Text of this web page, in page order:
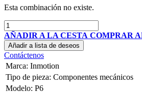
Esta combinación no existe.
AÑADIR A LA CESTA COMPRAR
Añadir a lista de deseos
Contáctenos
Marca: Inmotion
Tipo de pieza: Componentes mecánicos
Modelo: P6